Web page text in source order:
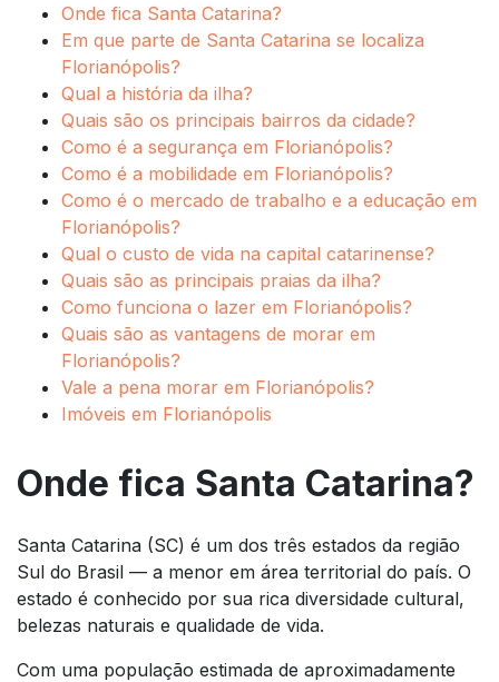
Onde fica Santa Catarina?
Em que parte de Santa Catarina se localiza
Florianópolis?
Qual a história da ilha?
Quais são os principais bairros da cidade?
Como é a segurança em Florianópolis?
Como é a mobilidade em Florianópolis?
Como é o mercado de trabalho e a educação em
Florianópolis?
Qual o custo de vida na capital catarinense?
Quais são as principais praias da ilha?
Como funciona o lazer em Florianópolis?
Quais são as vantagens de morar em
Florianópolis?
Vale a pena morar em Florianópolis?
Imóveis em Florianópolis
Onde fica Santa Catarina?
Santa Catarina (SC) é um dos três estados da região
Sul do Brasil — a menor em área territorial do país. O
estado é conhecido por sua rica diversidade cultural,
belezas naturais e qualidade de vida.
Com uma população estimada de aproximadamente